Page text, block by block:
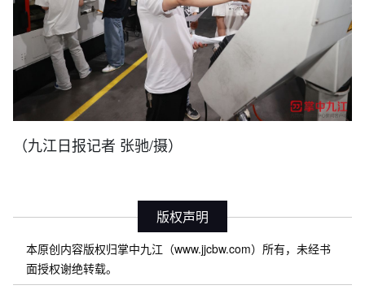
（九江日报记者 张驰/摄）
版权声明
本原创内容版权归掌中九江（www.jjcbw.com）所有，未经书
面授权谢绝转载。